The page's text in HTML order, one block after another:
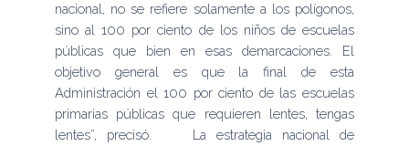
nacional, no se refiere solamente a los polígonos,
sino al 100 por ciento de los niños de escuelas
públicas que bien en esas demarcaciones. El
objetivo general es que la final de esta
Administración el 100 por ciento de las escuelas
primarias públicas que requieren lentes, tengas
lentes”, precisó. La estrategia nacional de